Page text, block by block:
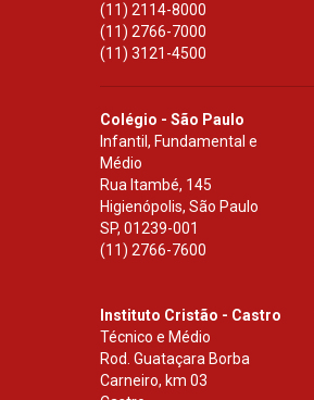
(11) 2114-8000
(11) 2766-7000
(11) 3121-4500
Colégio - São Paulo
Infantil, Fundamental e
Médio
Rua Itambé, 145
Higienópolis, São Paulo
SP, 01239-001
(11) 2766-7600
Instituto Cristão - Castro
Técnico e Médio
Rod. Guataçara Borba
Carneiro, km 03